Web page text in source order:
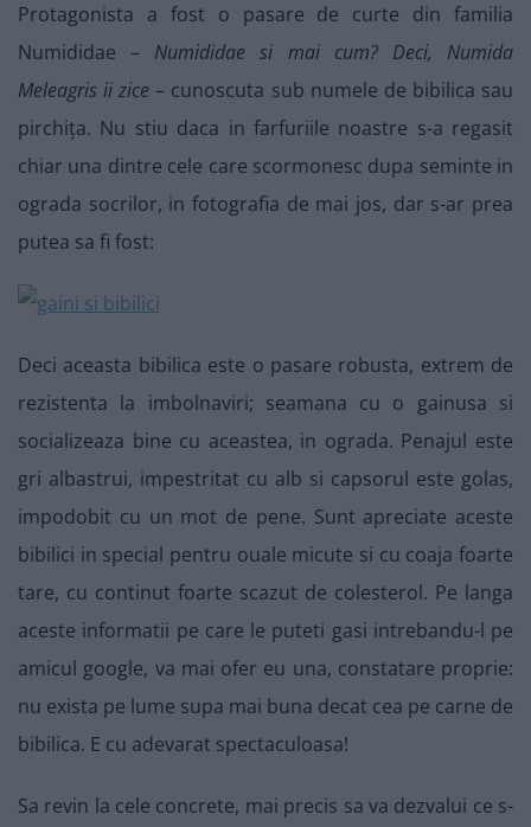
Protagonista a fost o pasare de curte din familia
Numididae – Numididae si mai cum? Deci, Numida
Meleagris ii zice – cunoscuta sub numele de bibilica sau
pirchiţa. Nu stiu daca in farfuriile noastre s-a regasit
chiar una dintre cele care scormonesc dupa seminte in
ograda socrilor, in fotografia de mai jos, dar s-ar prea
putea sa fi fost:
Deci aceasta bibilica este o pasare robusta, extrem de
rezistenta la imbolnaviri; seamana cu o gainusa si
socializeaza bine cu aceastea, in ograda. Penajul este
gri albastrui, impestritat cu alb si capsorul este golas,
impodobit cu un mot de pene. Sunt apreciate aceste
bibilici in special pentru ouale micute si cu coaja foarte
tare, cu continut foarte scazut de colesterol. Pe langa
aceste informatii pe care le puteti gasi intrebandu-l pe
amicul google, va mai ofer eu una, constatare proprie:
nu exista pe lume supa mai buna decat cea pe carne de
bibilica. E cu adevarat spectaculoasa!
Sa revin la cele concrete, mai precis sa va dezvalui ce s-